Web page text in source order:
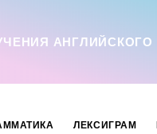
АНГЛИЙСКОГО
ЛЕКСИГРАМ